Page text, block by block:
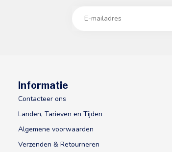
Informatie
Contacteer ons
Landen, Tarieven en Tijden
Algemene voorwaarden
Verzenden & Retourneren